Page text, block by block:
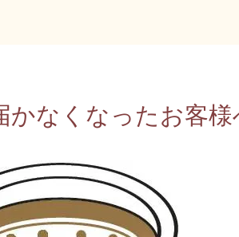
かなくなったお客